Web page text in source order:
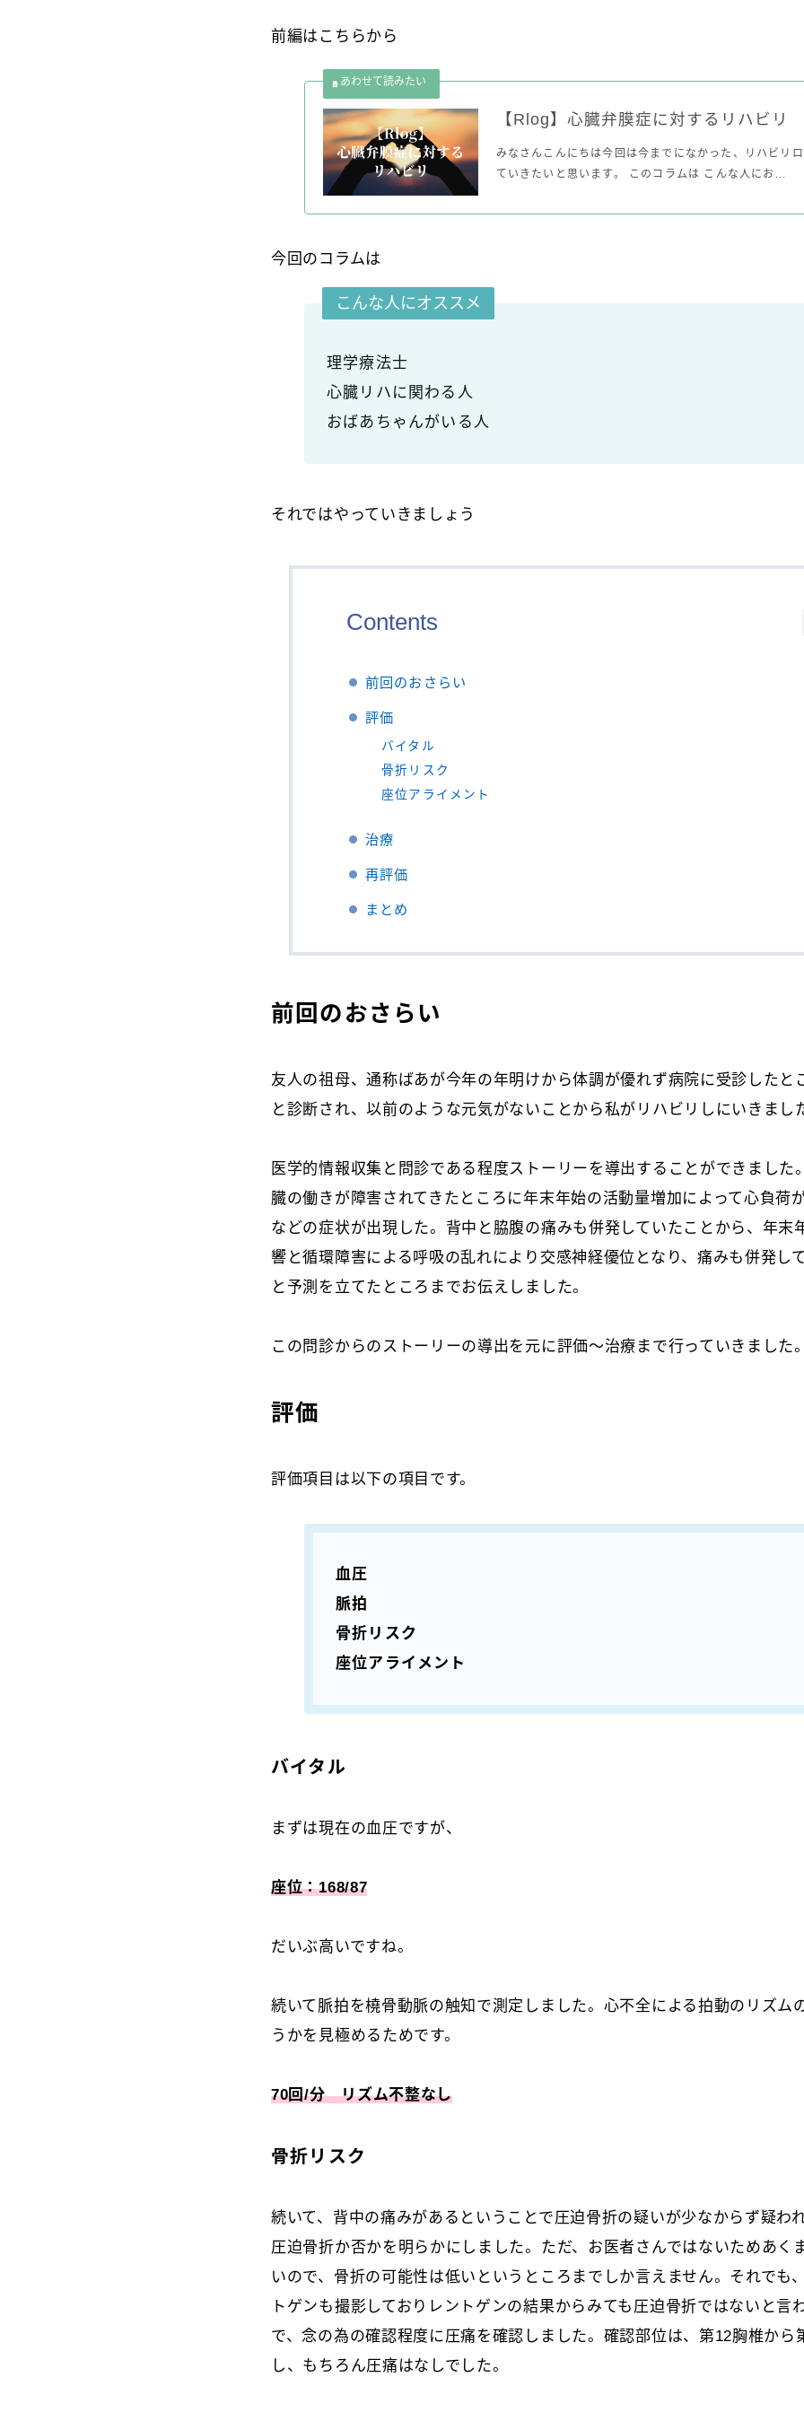
前編はこちらから
【Rlog】心臓弁膜症に対するリハビリ
みなさんこんにちは今回は今までになかった、リハビリ
ていきたいと思います。 このコラムは こんな人にお...
今回のコラムは
こんな人にオススメ
理学療法士
心臓リハに関わる人
おばあちゃんがいる人
それではやっていきましょう
Contents
前回のおさらい
評価
バイタル
骨折リスク
座位アライメント
治療
再評価
まとめ
前回のおさらい
友人の祖母、通称ばあが今年の年明けから体調が優れず病院に受診したと
と診断され、以前のような元気がないことから私がリハビリしにいきまし
医学的情報収集と問診である程度ストーリーを導出することができました
臓の働きが障害されてきたところに年末年始の活動量増加によって心負荷
などの症状が出現した。背中と脇腹の痛みも併発していたことから、年末
響と循環障害による呼吸の乱れにより交感神経優位となり、痛みも併発し
と予測を立てたところまでお伝えしました。
この問診からのストーリーの導出を元に評価～治療まで行っていきました。
評価
評価項目は以下の項目です。
血圧
脈拍
骨折リスク
座位アライメント
バイタル
まずは現在の血圧ですが、
座位：168/87
だいぶ高いですね。
続いて脈拍を橈骨動脈の触知で測定しました。心不全による拍動のリズム
うかを見極めるためです。
70回/分 リズム不整なし
骨折リスク
続いて、背中の痛みがあるということで圧迫骨折の疑いが少なからず疑わ
圧迫骨折か否かを明らかにしました。ただ、お医者さんではないためあく
いので、骨折の可能性は低いというところまでしか言えません。それでも
トゲンも撮影しておりレントゲンの結果からみても圧迫骨折ではないと言
で、念の為の確認程度に圧痛を確認しました。確認部位は、第12胸椎から
し、もちろん圧痛はなしでした。